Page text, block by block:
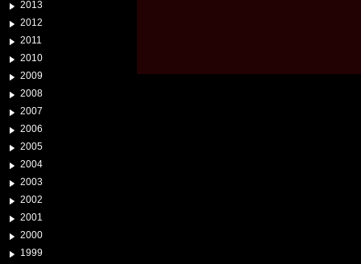
2013
2012
2011
2010
2009
2008
2007
2006
2005
2004
2003
2002
2001
2000
1999